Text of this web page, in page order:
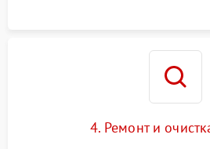
4. Ремонт и